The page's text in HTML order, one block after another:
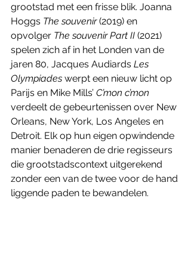
grootstad met een frisse blik. Joanna
Hoggs The souvenir (2019) en
opvolger The souvenir Part II (2021)
spelen zich af in het Londen van de
jaren 80, Jacques Audiards Les
Olympiades werpt een nieuw licht op
Parijs en Mike Mills’ C’mon c’mon
verdeelt de gebeurtenissen over New
Orleans, New York, Los Angeles en
Detroit. Elk op hun eigen opwindende
manier benaderen de drie regisseurs
die grootstadscontext uitgerekend
zonder een van de twee voor de hand
liggende paden te bewandelen.